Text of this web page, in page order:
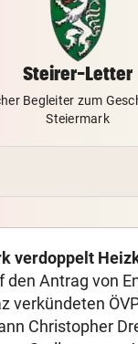
Steirer-Letter
Begleiter zum
Steiermark
verdoppelt
den Antrag von
verkündeten
Christopher